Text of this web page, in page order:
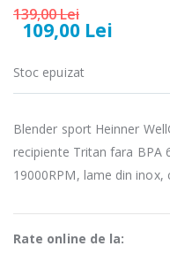
139,00 Lei
109,00 Lei
Stoc epuizat
Blender sport Heinner
recipiente Tritan fara BPA
19000RPM, lame din
Rate online de la:
-33%
Espressor
799,00 Lei
-25%
Fierbator
electric cu filtru
...